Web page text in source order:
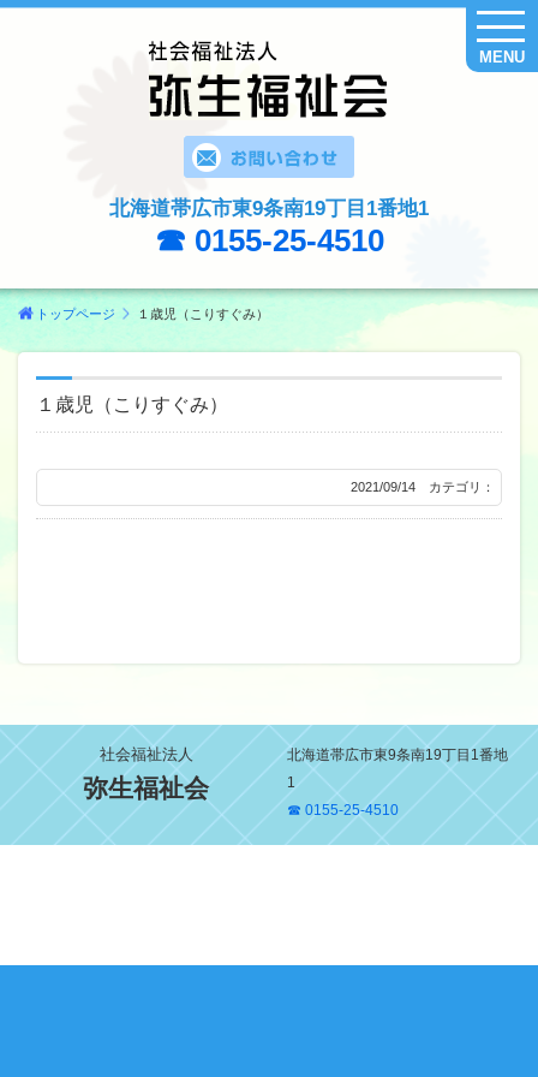
北海道帯広市東9条南19丁目1番地1
☎ 0155-25-4510
MENU
トップページ １歳児（こりすぐみ）
１歳児（こりすぐみ）
2021/09/14 カテゴリ：
社会福祉法人
弥生福祉会
北海道帯広市東9条南19丁目1番地
1
☎ 0155-25-4510